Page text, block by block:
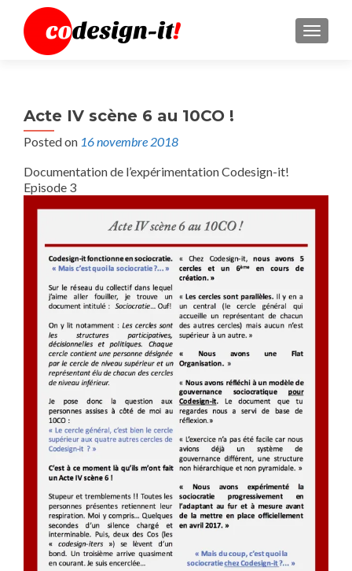
MENU
Acte IV scène 6 au 10CO !
Posted on 16 novembre 2018
Documentation de l’expérimentation Codesign-it!
Episode 3